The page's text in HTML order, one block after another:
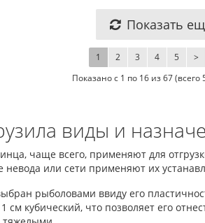
Показать
1 2 3 4 5 >
Показано с 1 по 16 из 67 (всего
виды и
чаще всего, применяют для
невода или сети применяют их
рыболовами ввиду его
см кубический, что позволяет его